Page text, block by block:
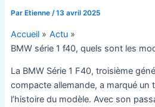
Par Etienne /13 avril 2025
Accueil
Actu
BMW série 1 f40, quels sont les
La BMW Série 1 F40, troisième
compacte allemande, a marqué un
l’histoire du modèle. Avec son